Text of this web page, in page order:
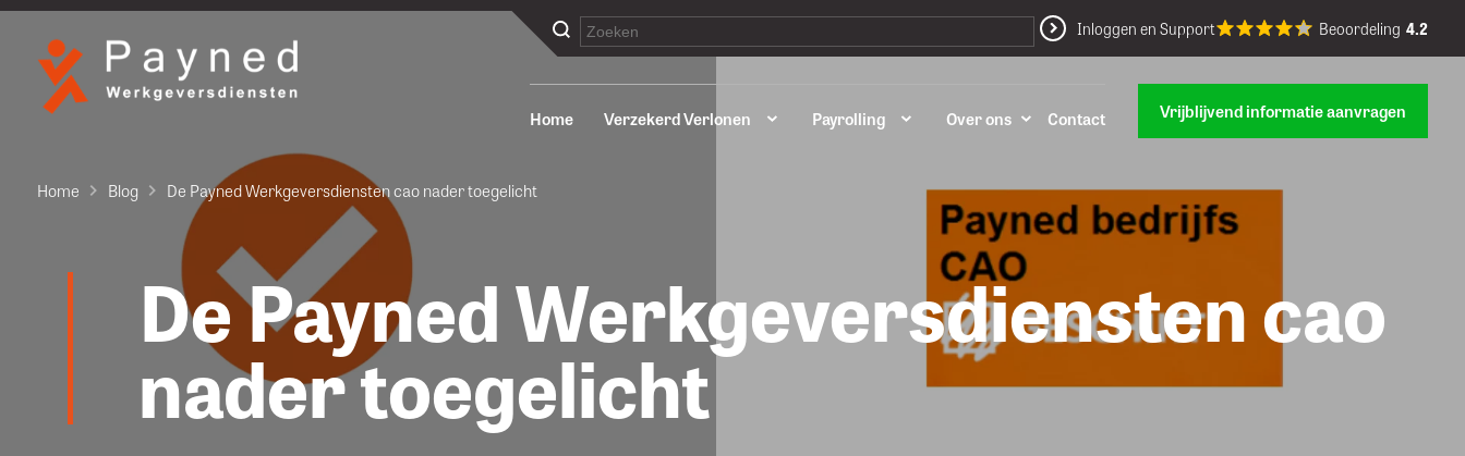
Inloggen en Support Beoordeling 4.2
Home Verzekerd Verlonen Payrolling Over ons Contact Vrijblijvend informatie aanvragen
Home Blog De Payned Werkgeversdiensten cao nader toegelicht
De Payned Werkgeversdiensten cao
nader toegelicht